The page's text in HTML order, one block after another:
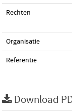
Rechten
Organisatie
Referentie
Download